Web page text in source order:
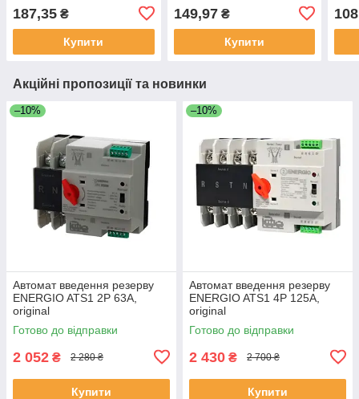
187,35 ₴
Купити
149,97₴
Купити
Акційні пропозиції та новинки
–10%
Автомат введення резерву
ENERGIO ATS1 2P 63A,
original
Готово до відправки
2 052 ₴ 2 280 ₴
Купити
–10%
Автомат введення резерву
ENERGIO ATS1 4P 125A,
original
Готово до відправки
2 430 ₴ 2 700 ₴
Купити